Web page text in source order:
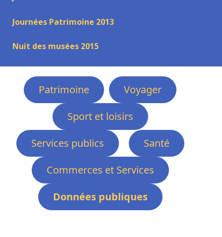
Journées Patrimoine 2013
Nuit des musées 2015
Patrimoine
Voyager
Sport et loisirs
Services publics
Santé
Commerces et Services
Données publiques